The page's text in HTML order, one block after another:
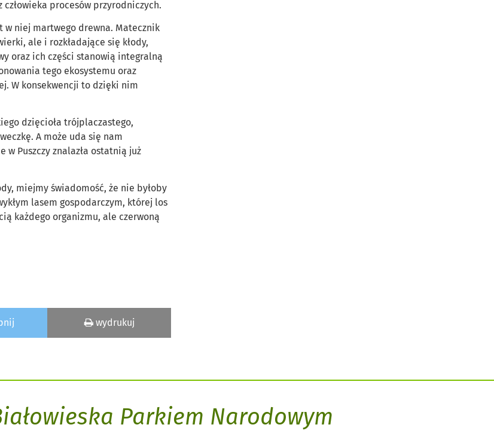
procesów przyrodniczych.
w niej martwego drewna. Matecznik
ale i rozkładające się kłody,
oraz ich części stanowią integralną
tego ekosystemu oraz
W konsekwencji to dzięki nim
dzięcioła trójplaczastego,
A może uda się nam
w Puszczy znalazła ostatnią już
miejmy świadomość, że nie byłoby
lasem gospodarczym, której los
każdego organizmu, ale czerwoną
wydrukuj
Parkiem Narodowym